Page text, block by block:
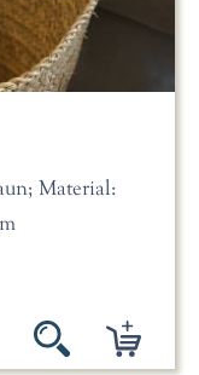
Material: